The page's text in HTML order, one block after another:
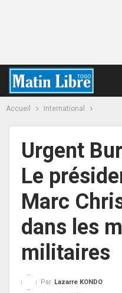
Accueil International
Urgent
Le
Marc
dans les
militaires
Par Lazarre KONDO